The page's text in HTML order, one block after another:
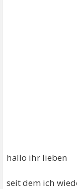
hallo ihr lieben
seit dem ich